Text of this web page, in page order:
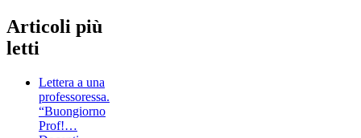
Articoli più
letti
Lettera a una
professoressa.
“Buongiorno
Prof!…